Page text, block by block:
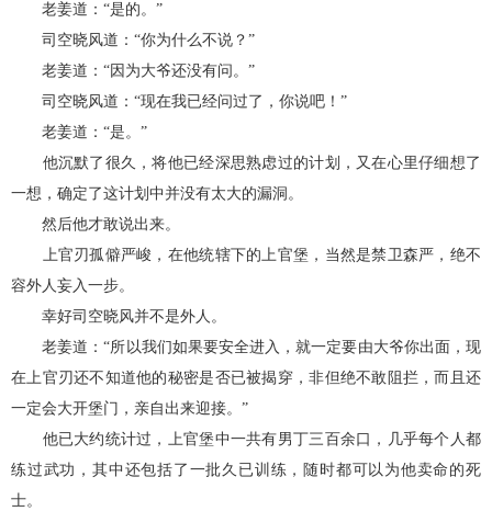
老姜道：“是的。”
司空晓风道：“你为什么不说？”
老姜道：“因为大爷还没有问。”
司空晓风道：“现在我已经问过了，你说吧！”
老姜道：“是。”
他沉默了很久，将他已经深思熟虑过的计划，又在心里仔细想了
一想，确定了这计划中并没有太大的漏洞。
然后他才敢说出来。
上官刃孤僻严峻，在他统辖下的上官堡，当然是禁卫森严，绝不
容外人妄入一步。
幸好司空晓风并不是外人。
老姜道：“所以我们如果要安全进入，就一定要由大爷你出面，现
在上官刃还不知道他的秘密是否已被揭穿，非但绝不敢阻拦，而且还
一定会大开堡门，亲自出来迎接。”
他已大约统计过，上官堡中一共有男丁三百余口，几乎每个人都
练过武功，其中还包括了一批久已训练，随时都可以为他卖命的死
士。